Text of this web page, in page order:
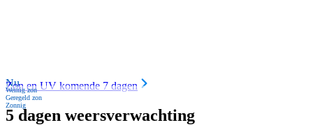
Nu
Weinig zon
Geregeld zon
Zonnig
Zon en UV komende 7 dagen
5 dagen weersverwachting